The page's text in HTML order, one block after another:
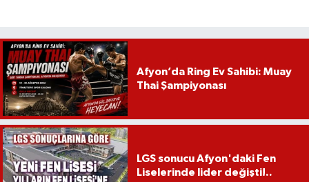
Afyon’da Ring Ev Sahibi: Muay
Thai Şampiyonası
LGS sonucu Afyon'daki Fen
Liselerinde lider değişti!..